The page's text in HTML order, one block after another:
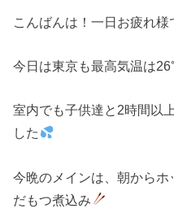
こんばんは！一日お疲れ様
今日は東京も最高気温は
室内でも子供達と2時間以
した
今晩のメインは、朝から
だもつ煮込み